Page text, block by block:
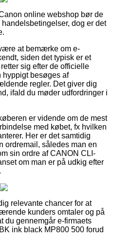
online webshop bør de
dog er det
at bemærke om e-
siden det typisk er et
sig efter de officielle
hyppigt besøges af
regler. Det giver dig
ifald du møder udfordringer i
er vidende om de mest
med købet, fx hvilken
Her er det samtidig
ordremail, således man en
sin ordre af CANON CLI-
om man er på udkig efter
relevante chancer for at
kunders omtaler og på
du gennemgår e-firmaets
ink black MP800 500 forud